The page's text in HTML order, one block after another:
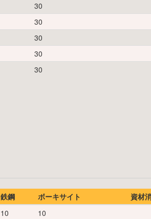
30
30
30
30
30
鉄鋼 ボーキサイト 資材
10 10